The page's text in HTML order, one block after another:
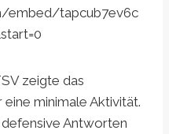
embed/tapcub7ev6c
zeigte das
minimale Aktivität.
Antworten